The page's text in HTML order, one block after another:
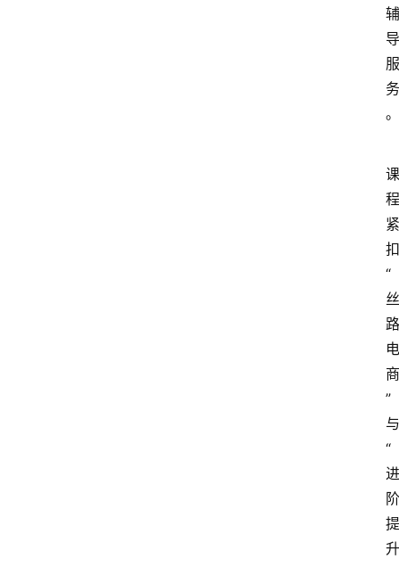
辅
导
服
务
。
课
程
紧
扣
“
丝
路
电
商
”
与
“
进
阶
提
升